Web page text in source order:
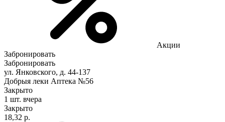
Акции
Забронировать
Забронировать
ул. Янковского, д. 44-137
Добрыя леки Аптека №56
Закрыто
1 шт. вчера
Закрыто
18,32 р.